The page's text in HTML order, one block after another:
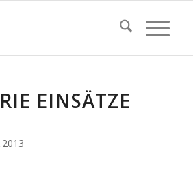
EINSÄTZE